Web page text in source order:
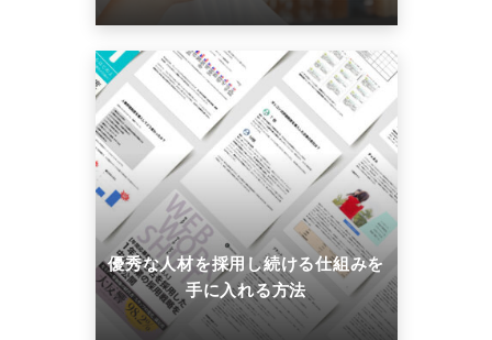
優秀な人材を採用し続ける仕組みを
手に入れる方法